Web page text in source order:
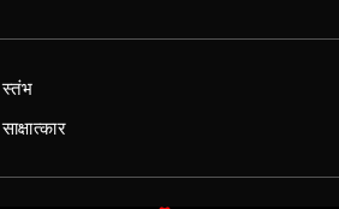
स्तंभ
साक्षात्कार